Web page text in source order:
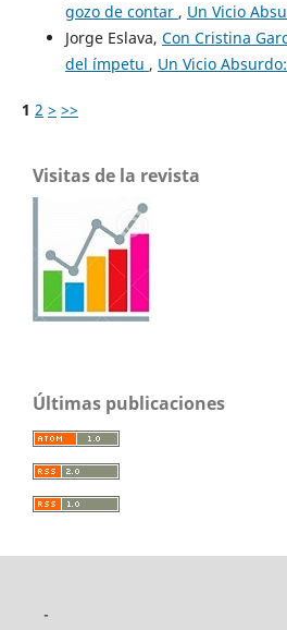
gozo de contar , Un Vicio
Jorge Eslava, Con Cristina
del ímpetu , Un Vicio
1 2 > >>
Visitas de la revista
Últimas publicaciones
-